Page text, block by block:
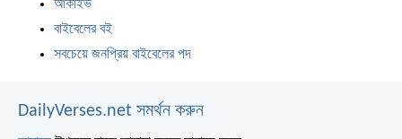
আর্কাইভ
বাইবেলের বই
সবচেয়ে জনপ্রিয় বাইবেলের পদ
DailyVerses.net সমর্থন করুন